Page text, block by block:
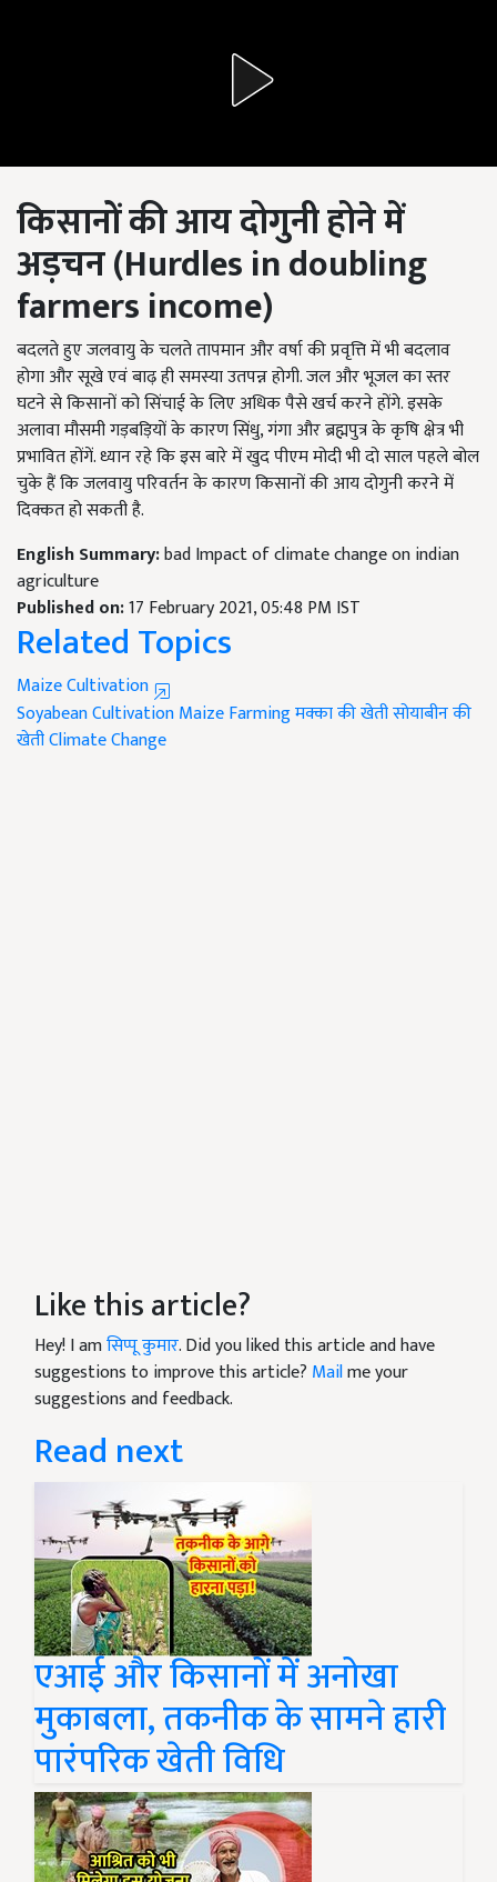
किसानों की आय दोगुनी होने में
अड़चन (Hurdles in doubling
farmers income)
बदलते हुए जलवायु के चलते तापमान और वर्षा की प्रवृत्ति में भी बदलाव
होगा और सूखे एवं बाढ़ ही समस्या उतपन्न होगी. जल और भूजल का स्तर
घटने से किसानों को सिंचाई के लिए अधिक पैसे खर्च करने होंगे. इसके
अलावा मौसमी गड़बड़ियों के कारण सिंधु, गंगा और ब्रह्मपुत्र के कृषि क्षेत्र भी
प्रभावित होंगें. ध्यान रहे कि इस बारे में खुद पीएम मोदी भी दो साल पहले बोल
चुके हैं कि जलवायु परिवर्तन के कारण किसानों की आय दोगुनी करने में
दिक्कत हो सकती है.
English Summary:bad Impact of climate change on indian
agriculture
Published on:17 February 2021, 05:48 PM IST
Related Topics
Maize Cultivation
Soyabean CultivationMaize Farmingमक्का की खेतीसोयाबीन की
खेतीClimate Change
Like this article?
Hey! I amसिप्पू कुमार. Did you liked this article and have
suggestions to improve this article? Mailme your
suggestions and feedback.
Read next
एआई और किसानों में अनोखा
मुकाबला, तकनीक के सामने हारी
पारंपरिक खेती विधि